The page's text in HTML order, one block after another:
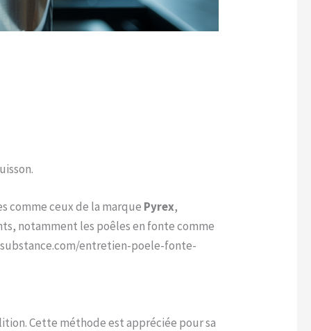
comme ceux de la marque Pyrex,
notamment les poêles en fonte comme
entretien-poele-fonte-
Cette méthode est appréciée pour sa